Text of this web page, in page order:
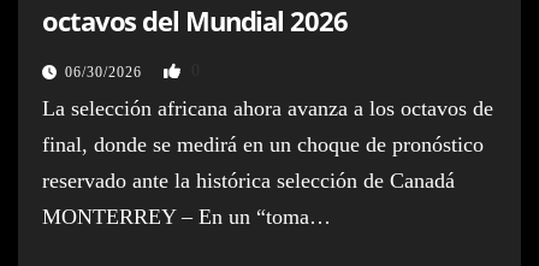
octavos del Mundial 2026
06/30/2026
La selección africana ahora avanza a los octavos de
final, donde se medirá en un choque de pronóstico
reservado ante la histórica selección de Canadá
MONTERREY – En un “toma…